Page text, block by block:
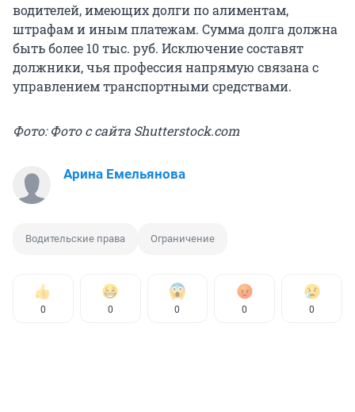
водителей, имеющих долги по алиментам,
штрафам и иным платежам. Сумма долга должна
быть более 10 тыс. руб. Исключение составят
должники, чья профессия напрямую связана с
управлением транспортными средствами.
Фото: Фото с сайта Shutterstock.com
Арина Емельянова
Водительские права Ограничение
0 0 0 0 0